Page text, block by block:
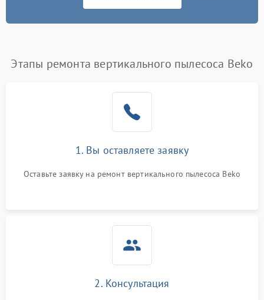
Этапы ремонта вертикального пылесоса Beko
1. Вы оставляете заявку
Оставьте заявку на ремонт вертикального пылесоса Beko
2. Консультация